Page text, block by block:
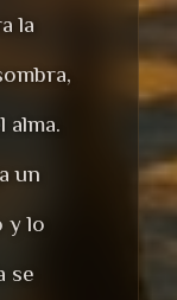
la
alma.
un
y lo
se